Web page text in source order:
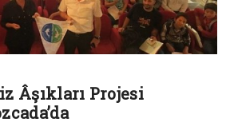
Âşıkları Projesi